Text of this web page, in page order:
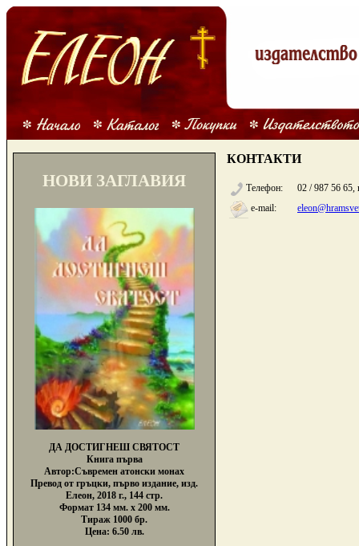
НОВИ ЗАГЛАВИЯ
ДА ДОСТИГНЕШ СВЯТОСТ
Книга първа
Автор:Съвремен атонски монах
Превод от гръцки, първо издание, изд.
Елеон, 2018 г., 144 стр.
Формат 134 мм. х 200 мм.
Тираж 1000 бр.
Цена: 6.50 лв.
КОНТАКТИ
Телефон:
02 / 987 56 65,
e-mail: